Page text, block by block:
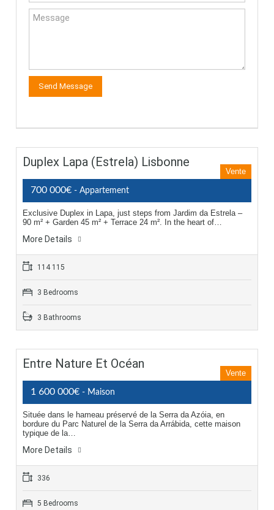
Duplex Lapa (Estrela) Lisbonne
Vente
700 000€ - Appartement
Exclusive Duplex in Lapa, just steps from Jardim da Estrela –
90 m² + Garden 45 m² + Terrace 24 m². In the heart of…
More Details
114 115
3 Bedrooms
3 Bathrooms
Entre Nature Et Océan
Vente
1 600 000€ - Maison
Située dans le hameau préservé de la Serra da Azóia, en
bordure du Parc Naturel de la Serra da Arrábida, cette maison
typique de la…
More Details
336
5 Bedrooms